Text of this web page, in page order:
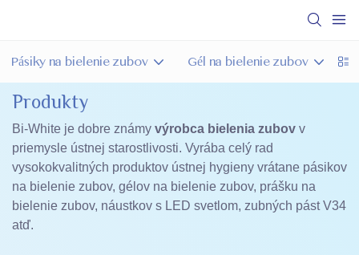
Pásiky na bielenie zubov Gél na bielenie zubov
Produkty
Bi-White je dobre známy výrobca bielenia zubov v
priemysle ústnej starostlivosti. Vyrába celý rad
vysokokvalitných produktov ústnej hygieny vrátane pásikov
na bielenie zubov, gélov na bielenie zubov, prášku na
bielenie zubov, náustkov s LED svetlom, zubných pást V34
atď.